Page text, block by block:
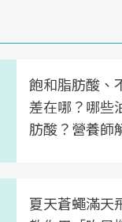
飽和脂肪酸、
差在哪？哪些
肪酸？營養師
夏天蒼蠅滿天